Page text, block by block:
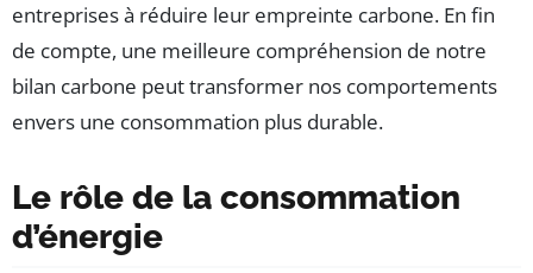
entreprises à réduire leur empreinte carbone. En fin
de compte, une meilleure compréhension de notre
bilan carbone peut transformer nos comportements
envers une consommation plus durable.
Le rôle de la consommation
d’énergie